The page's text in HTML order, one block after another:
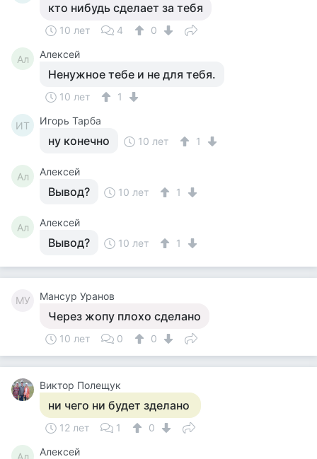
кто нибудь сделает за тебя
10 лет 4 0
Ал Алексей
Ненужное тебе и не для тебя.
10 лет 1
ИТ Игорь Тарба
ну конечно 10 лет 1
Ал Алексей
Вывод? 10 лет 1
Ал Алексей
Вывод? 10 лет 1
МУ Мансур Уранов
Через жопу плохо сделано
10 лет 0 0
Виктор Полещук
ни чего ни будет зделано
12 лет 1 0
Ал Алексей